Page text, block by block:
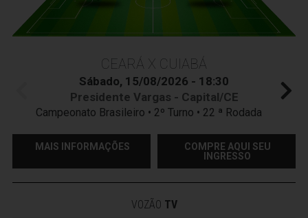
CEARÁ X CUIABÁ
Sábado, 15/08/2026 - 18:30
Presidente Vargas - Capital/CE
Campeonato Brasileiro • 2º Turno • 22 ª Rodada
MAIS INFORMAÇÕES
COMPRE AQUI SEU
INGRESSO
VOZÃO TV